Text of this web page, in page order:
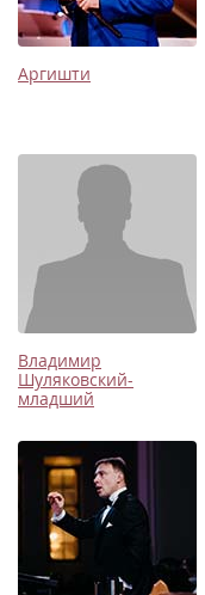
Аргишти
Владимир
Шуляковский-
младший